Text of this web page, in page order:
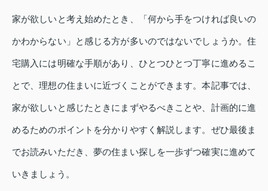
家が欲しいと考え始めたとき、「何から手をつければ良いの
かわからない」と感じる方が多いのではないでしょうか。住
宅購入には明確な手順があり、ひとつひとつ丁寧に進めるこ
とで、理想の住まいに近づくことができます。本記事では、
家が欲しいと感じたときにまずやるべきことや、計画的に進
めるためのポイントを分かりやすく解説します。ぜひ最後ま
でお読みいただき、夢の住まい探しを一歩ずつ確実に進めて
いきましょう。